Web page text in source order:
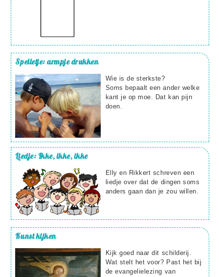
Spelletje: armpje drukken
Wie is de sterkste?
Soms bepaalt een ander welke
kant je op moe. Dat kan pijn
doen.
Liedje: Ikke, ikke, ikke
Elly en Rikkert schreven een
liedje over dat de dingen soms
anders gaan dan je zou willen.
Kunst kijken
Kijk goed naar dit schilderij.
Wat stelt het voor? Past het bij
de evangelielezing van